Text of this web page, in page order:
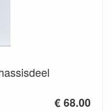
€ 68.00